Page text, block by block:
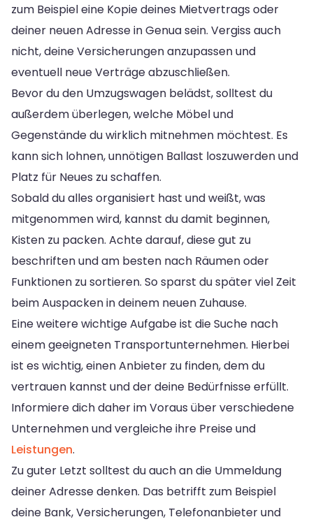
zum Beispiel eine Kopie deines Mietvertrags oder
deiner neuen Adresse in Genua sein. Vergiss auch
nicht, deine Versicherungen anzupassen und
eventuell neue Verträge abzuschließen.
Bevor du den Umzugswagen belädst, solltest du
außerdem überlegen, welche Möbel und
Gegenstände du wirklich mitnehmen möchtest. Es
kann sich lohnen, unnötigen Ballast loszuwerden und
Platz für Neues zu schaffen.
Sobald du alles organisiert hast und weißt, was
mitgenommen wird, kannst du damit beginnen,
Kisten zu packen. Achte darauf, diese gut zu
beschriften und am besten nach Räumen oder
Funktionen zu sortieren. So sparst du später viel Zeit
beim Auspacken in deinem neuen Zuhause.
Eine weitere wichtige Aufgabe ist die Suche nach
einem geeigneten Transportunternehmen. Hierbei
ist es wichtig, einen Anbieter zu finden, dem du
vertrauen kannst und der deine Bedürfnisse erfüllt.
Informiere dich daher im Voraus über verschiedene
Unternehmen und vergleiche ihre Preise und
Leistungen.
Zu guter Letzt solltest du auch an die Ummeldung
deiner Adresse denken. Das betrifft zum Beispiel
deine Bank, Versicherungen, Telefonanbieter und